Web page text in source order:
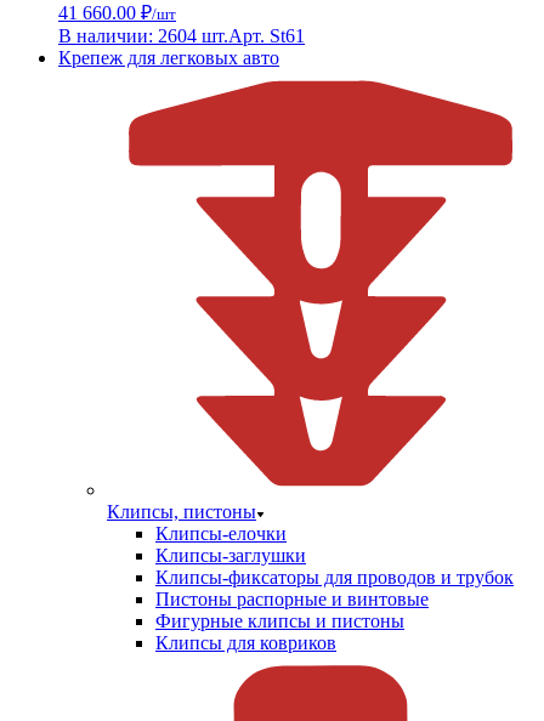
41 660.00 ₽/шт
В наличии: 2604 шт.Арт. St61
Крепеж для легковых авто
Клипсы, пистоны
Клипсы-елочки
Клипсы-заглушки
Клипсы-фиксаторы для проводов и трубок
Пистоны распорные и винтовые
Фигурные клипсы и пистоны
Клипсы для ковриков